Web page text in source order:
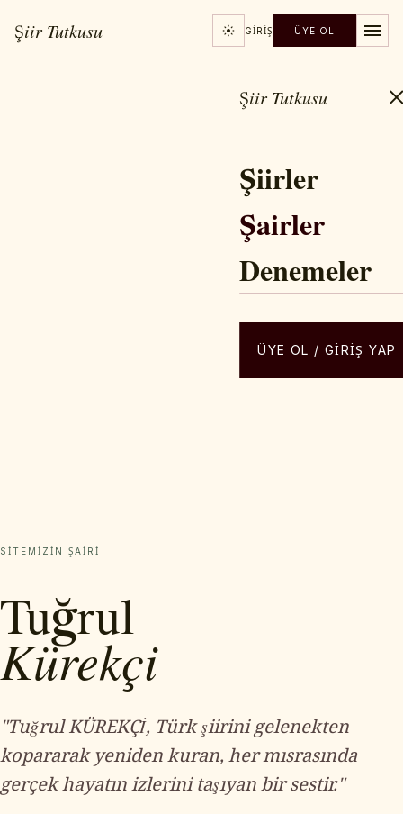
Şiir Tutkusu GIRIŞ ÜYE OL
Şiir Tutkusu
Şiirler
Şairler
Denemeler
ÜYE OL / GIRIŞ YAP
SITEMIZIN ŞAIRI
Tuğrul
Kürekçi
"Tuğrul KÜREKÇİ, Türk şiirini gelenekten
kopararak yeniden kuran, her mısrasında
gerçek hayatın izlerini taşıyan bir sestir."